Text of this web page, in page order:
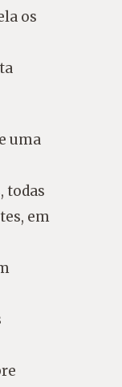
os
uma
todas
em